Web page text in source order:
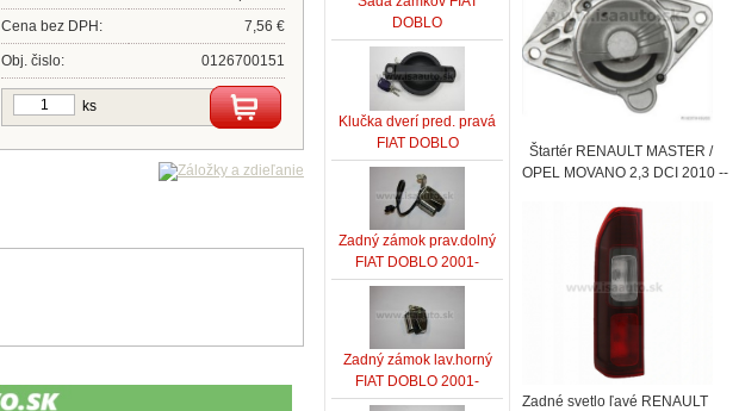
Cena bez DPH: 7,56 €
Obj. čislo: 0126700151
ks
DOBLO
Klučka dverí pred. pravá
FIAT DOBLO
Zadný zámok prav.dolný
FIAT DOBLO 2001-
Zadný zámok lav.horný
FIAT DOBLO 2001-
Štartér RENAULT MASTER /
OPEL MOVANO 2,3 DCI 2010 --
Zadné svetlo ľavé RENAULT